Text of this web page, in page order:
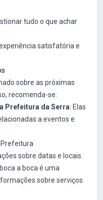
tudo o que achar
satisfatória e
sobre as próximas
recomenda-se:
Prefeitura da Serra: Elas
a eventos e
Prefeitura
sobre datas e locais.
a boca é uma
sobre serviços